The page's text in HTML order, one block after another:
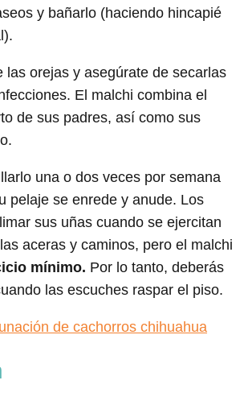
y bañarlo (haciendo hincapié
las orejas y asegúrate de secarlas
El malchi combina el
de sus padres, así como sus
una o dos veces por semana
pelaje se enrede y anude. Los
sus uñas cuando se ejercitan
aceras y caminos, pero el malchi
mínimo. Por lo tanto, deberás
las escuches raspar el piso.
de cachorros chihuahua